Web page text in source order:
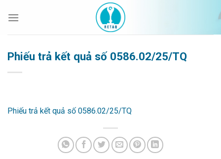
qua
Phiếu trả kết quả số 0586.02/25/TQ
Phiếu trả kết quả số 0586.02/25/TQ